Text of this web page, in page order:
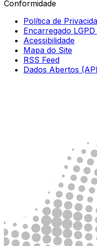
Conformidade
Política de
Encarregado LGPD
Acessibilidade
Mapa do Site
RSS Feed
Dados Abertos